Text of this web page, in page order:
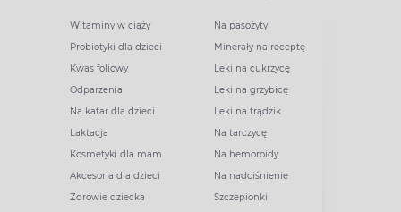
Witaminy w ciąży
Probiotyki dla dzieci
Kwas foliowy
Odparzenia
Na katar dla dzieci
Laktacja
Kosmetyki dla mam
Akcesoria dla dzieci
Zdrowie dziecka
Na pasożyty
Minerały na receptę
Leki na cukrzycę
Leki na grzybicę
Leki na trądzik
Na tarczycę
Na hemoroidy
Na nadciśnienie
Szczepionki